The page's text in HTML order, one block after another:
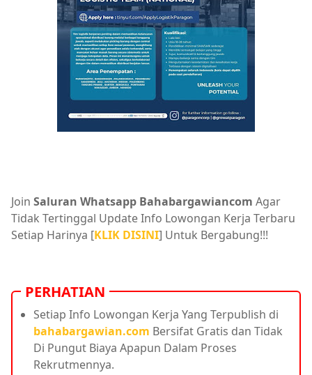
Join Saluran Whatsapp Bahabargawiancom Agar
Tidak Tertinggal Update Info Lowongan Kerja Terbaru
Setiap Harinya [KLIK DISINI] Untuk Bergabung!!!
PERHATIAN
Setiap Info Lowongan Kerja Yang Terpublish di
bahabargawian.com Bersifat Gratis dan Tidak
Di Pungut Biaya Apapun Dalam Proses
Rekrutmennya.